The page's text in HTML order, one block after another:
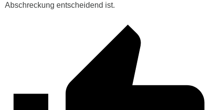
Abschreckung entscheidend ist.